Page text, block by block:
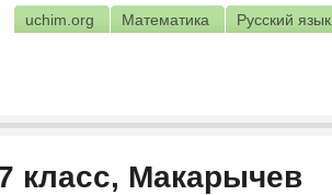
uchim.org Математика Русский язык
класс, Макарычев